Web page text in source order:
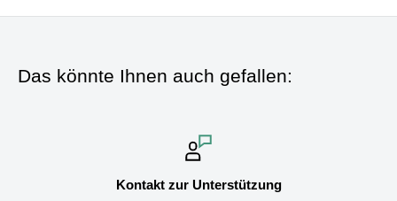
Das könnte Ihnen auch gefallen:
Kontakt zur Unterstützung